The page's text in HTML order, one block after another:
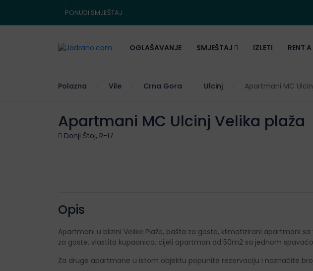
PONUDI SMJEŠTAJ
OGLAŠAVANJE SMJEŠTAJ IZLETI RENT
Polazna Vile Crna Gora Ulcinj Apartmani MC
Apartmani MC Ulcinj Velika plaža
Donji Štoj, R-17
Opis
Apartmani u blizini Velike Plaže, bašta za goste, klimatizirani apartmani
za goste, vlastita kupaonica, cijeli apartman od 50m2 sa jednom
Za druge apartmane u istom objektu popunite rezervaciju i naznačite